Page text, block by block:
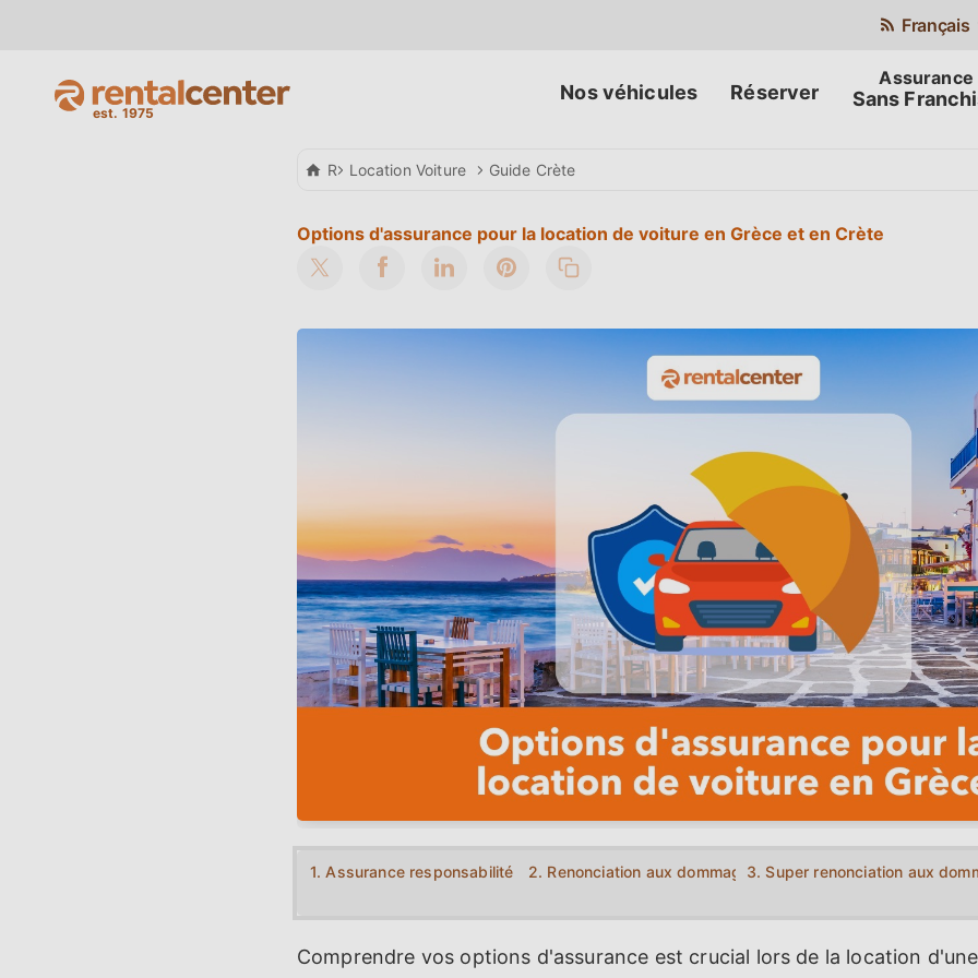
Français
Nos véhicules Réserver Sans
Rental Center Crete
Location Voiture Guide Crète
Options d'assurance pour la location de voiture en Grèce et en Crète
1. Assurance responsabilité civile (TPL)2. Renonciation aux dommages par collision (CDW)
3. Super renonciation aux
Comprendre vos options d'assurance est crucial lors de la location